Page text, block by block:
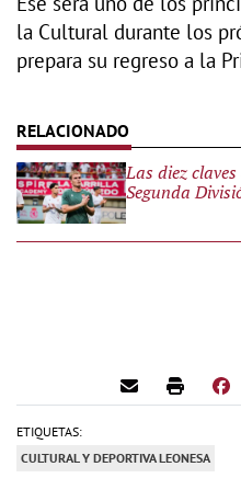
la Cultural durante los
prepara su regreso a la
Las diez
Segunda
ETIQUETAS:
CULTURAL Y DEPORTIVA LEONESA